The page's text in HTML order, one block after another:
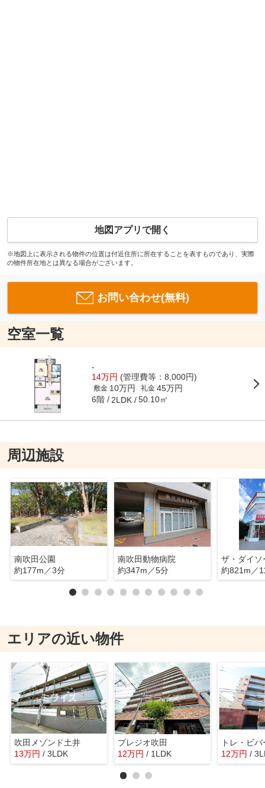
地図アプリで開く
※地図上に表示される物件の位置は付近住所に所在することを表すものであり、実際
の物件所在地とは異なる場合がございます。
お問い合わせ(無料)
空室一覧
-
14万円 (管理費等：8,000円)
敷金 10万円 礼金 45万円
6階 2LDK 50.10㎡
周辺施設
南吹田公園
約177m／3分
南吹田動物病院
約347m／5分
約821m／
エリアの近い物件
吹田メゾンド土井
13万円 / 3LDK
プレジオ吹田
12万円 / 1LDK 12万円 /